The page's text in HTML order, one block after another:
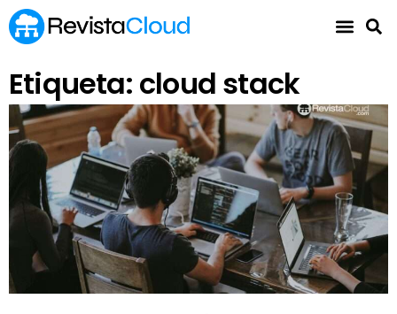
Etiqueta: cloud stack